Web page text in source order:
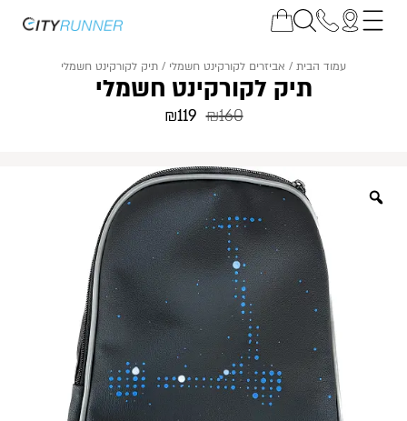
עמוד הבית / אביזרים לקורקינט חשמלי / תיק לקורקינט חשמלי
תיק לקורקינט חשמלי
₪160
₪119